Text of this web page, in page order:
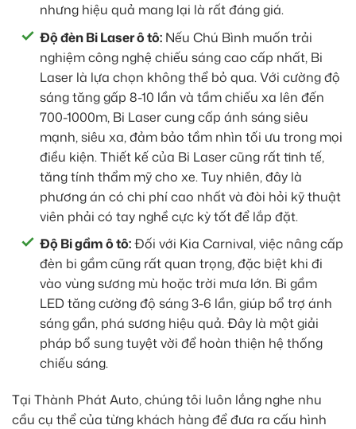
nhưng hiệu quả mang lại là rất đáng giá.
Độ đèn Bi Laser ô tô: Nếu Chú Bình muốn trải
nghiệm công nghệ chiếu sáng cao cấp nhất, Bi
Laser là lựa chọn không thể bỏ qua. Với cường độ
sáng tăng gấp 8-10 lần và tầm chiếu xa lên đến
700-1000m, Bi Laser cung cấp ánh sáng siêu
mạnh, siêu xa, đảm bảo tầm nhìn tối ưu trong mọi
điều kiện. Thiết kế của Bi Laser cũng rất tinh tế,
tăng tính thẩm mỹ cho xe. Tuy nhiên, đây là
phương án có chi phí cao nhất và đòi hỏi kỹ thuật
viên phải có tay nghề cực kỳ tốt để lắp đặt.
Độ Bi gầm ô tô:Đối với Kia Carnival, việc nâng cấp
đèn bi gầm cũng rất quan trọng, đặc biệt khi đi
vào vùng sương mù hoặc trời mưa lớn. Bi gầm
LED tăng cường độ sáng 3-6 lần, giúp bổ trợ ánh
sáng gần, phá sương hiệu quả. Đây là một giải
pháp bổ sung tuyệt vời để hoàn thiện hệ thống
chiếu sáng.
Tại Thành Phát Auto, chúng tôi luôn lắng nghe nhu
cầu cụ thể của từng khách hàng để đưa ra cấu hình